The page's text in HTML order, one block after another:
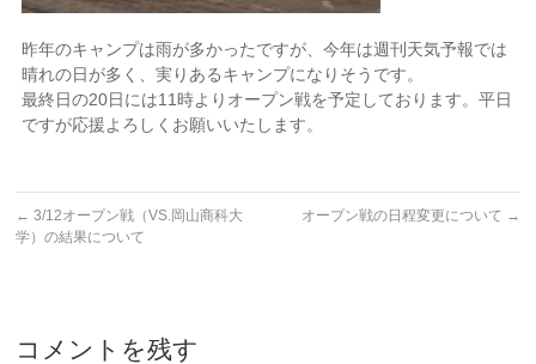
昨年のキャンプは雨が多かったですが、今年は週刊天気予報では
晴れの日が多く、実りあるキャンプになりそうです。
最終日の20日には11時よりオープン戦を予定しております。平日
ですが応援よろしくお願いいたします。
← 3/12オープン戦（VS.岡山商科大
学）の結果について
オープン戦の日程変更について →
コメントを残す